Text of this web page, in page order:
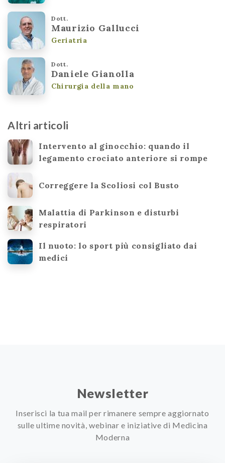
Dott.
Maurizio Gallucci
Geriatria
Dott.
Daniele Gianolla
Chirurgia della mano
Altri articoli
Intervento al ginocchio: quando il
legamento crociato anteriore si rompe
Correggere la Scoliosi col Busto
Malattia di Parkinson e disturbi
respiratori
Il nuoto: lo sport più consigliato dai
medici
Newsletter
Inserisci la tua mail per rimanere sempre aggiornato
sulle ultime novità, webinar e iniziative di Medicina
Moderna